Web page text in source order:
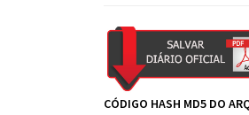
CÓDIGO HASH MD5 DO